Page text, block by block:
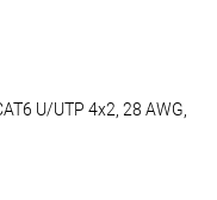
U/UTP 4х2, 28 AWG,